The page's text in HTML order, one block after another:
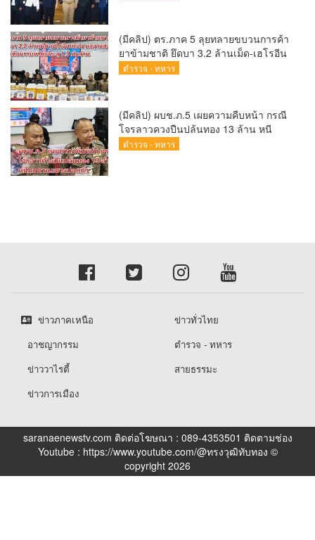
(มีคลิป) ตร.ภาค 5 ลุยทลายขบวนการค้า
ยาข้ามชาติ ยึดบา 3.2 ล้านเม็ด-เฮโรอีน
เพียบ ผลงานสะสม 10 เดือนรวบทรัพย์
ตำรวจ - ทหาร
(มีคลิป) ผบช.ภ.5 เผยความคืบหน้า กรณี
โจรลาวควงปืนปล้นทอง 13 ล้าน หนี
กบดานแขวงบ่อแก้ว
ตำรวจ - ทหาร
ข่าวภาคเหนือ
ข่าวทั่วไทย
อาชญากรรม
ตำรวจ - ทหาร
ข่าววาไรตี้
สายธรรมะ
ข่าวการเมือง
saranaenewstv.com ติดต่อโฆษณา : 089-4353501 ติดตามช่อง
Youtube : https://www.youtube.com/@ทรงวุฒิทับทอง ©
copyright 2026